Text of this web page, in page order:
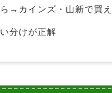
→カインズ・山新で買
分けが正解